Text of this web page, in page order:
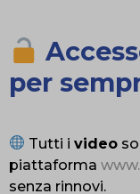
per
Tutti ivideo
piattaforma
senza rinnovi.